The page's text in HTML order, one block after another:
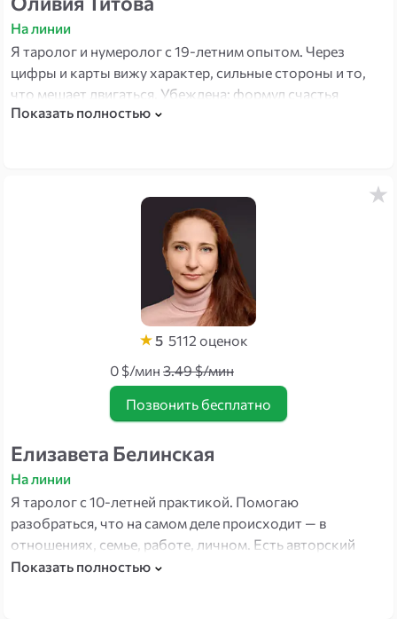
На линии
Я таролог и нумеролог с 19-летним опытом. Через
цифры и карты вижу характер, сильные стороны и то,
что мешает двигаться. Убеждена: формул счастья
столько же, сколько людей. Помогаю найти свою.
Показать полностью
5 5112 оценок
0 $/мин 3.49 $/мин
Позвонить бесплатно
Елизавета Белинская
На линии
Я таролог с 10-летней практикой. Помогаю
разобраться, что на самом деле происходит — в
отношениях, семье, работе, личном. Есть авторский
расклад «Уравнение с неизвестным»: показывает, что
Показать полностью